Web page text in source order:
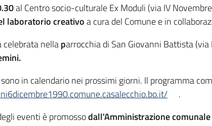
al Centro socio-culturale Ex Moduli (via IV
laboratorio creativoa cura del Comune e in
celebrata nellaparrocchia di San Giovanni Battista
in calendario nei prossimi giorni. Il programma
.
eventi è promossodall'Amministrazione comunale